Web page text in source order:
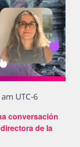
conversación
de la
UTC-6